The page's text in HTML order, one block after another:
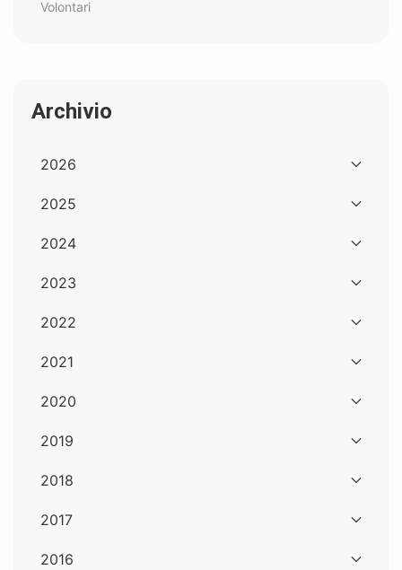
Volontari
Archivio
2026
2025
2024
2023
2022
2021
2020
2019
2018
2017
2016